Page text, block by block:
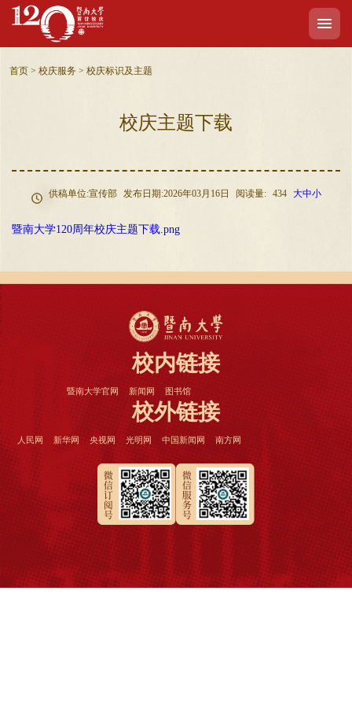
首页 > 校庆服务 > 校庆标识及主题
校庆主题下载
供稿单位:宣传部 发布日期:2026年03月16日 阅读量: 434 大中小
暨南大学120周年校庆主题下载.png
校内链接
暨南大学官网 新闻网 图书馆
校外链接
人民网 新华网 央视网 光明网 中国新闻网 南方网